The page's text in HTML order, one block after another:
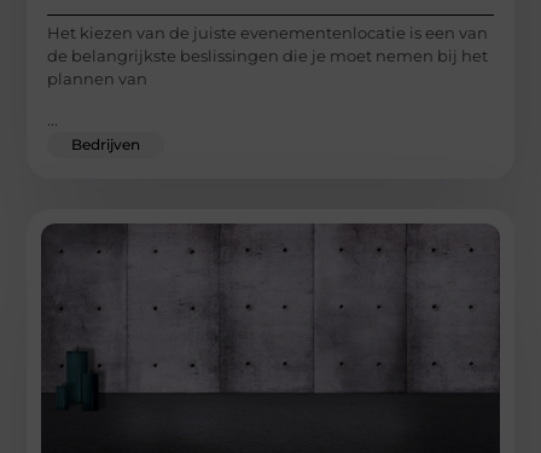
Het kiezen van de juiste evenementenlocatie is een van
de belangrijkste beslissingen die je moet nemen bij het
plannen van
Bedrijven